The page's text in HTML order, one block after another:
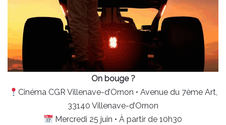
On bouge ?
Cinéma CGR Villenave-d’Ornon • Avenue du 7ème Art,
33140 Villenave-d’Ornon
Mercredi 25 juin • À partir de 10h30